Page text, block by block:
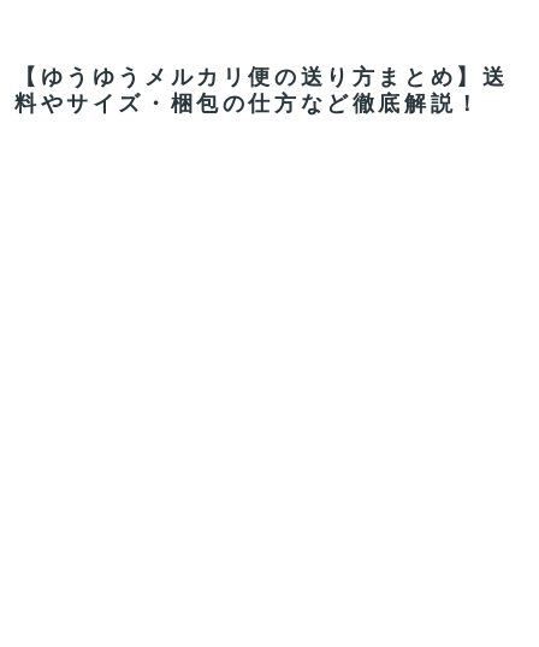
【ゆうゆうメルカリ便の送り方まとめ】送
料やサイズ・梱包の仕方など徹底解説！